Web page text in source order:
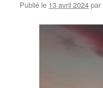
Publié le 13 avril 2024par